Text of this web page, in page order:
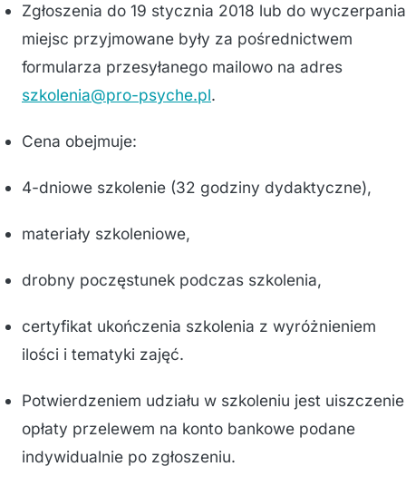
Zgłoszenia do 19 stycznia 2018 lub do wyczerpania
miejsc przyjmowane były za pośrednictwem
formularza przesyłanego mailowo na adres
szkolenia@pro-psyche.pl.
Cena obejmuje:
4-dniowe szkolenie (32 godziny dydaktyczne),
materiały szkoleniowe,
drobny poczęstunek podczas szkolenia,
certyfikat ukończenia szkolenia z wyróżnieniem
ilości i tematyki zajęć.
Potwierdzeniem udziału w szkoleniu jest uiszczenie
opłaty przelewem na konto bankowe podane
indywidualnie po zgłoszeniu.